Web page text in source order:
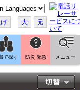
大 元
で探す 防災 緊急 メニュー